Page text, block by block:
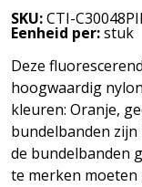
SKU:CTI-
Eenheid per:stuk
Deze
hoogwaardig
kleuren: Oranje,
bundelbanden
de bundelbanden
te merken moeten